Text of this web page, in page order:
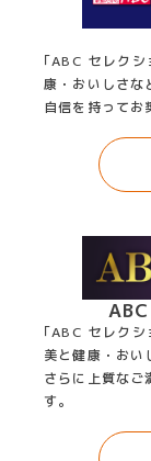
｢ABC セレクシ
康・おいしさな
自信を持ってお
｢ABC セレクシ
美と健康・おい
さらに上質なご
す。